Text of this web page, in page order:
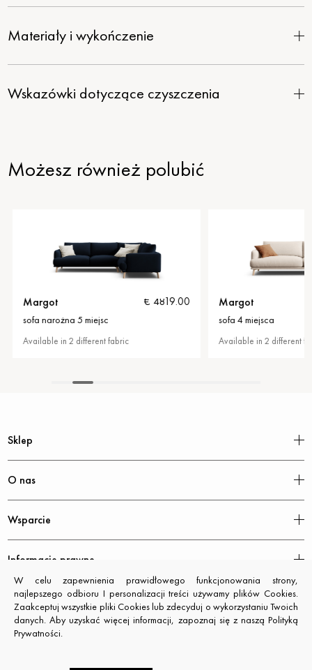
Materiały i wykończenie
Wskazówki dotyczące czyszczenia
Możesz również polubić
Margot € 4819.00
sofa narożna 5 miejsc
Available in 2 different fabric
Margot
sofa 4 miejsca
Available in 2 different
Sklep
O nas
Wsparcie
Informacje prawne
W celu zapewnienia prawidłowego funkcjonowania strony,
najlepszego odbioru I personalizacji treści używamy plików Cookies.
Zaakceptuj wszystkie pliki Cookies lub zdecyduj o wykorzystaniu Twoich
danych. Aby uzyskać więcej informacji, zapoznaj się z naszą Polityką
Prywatności.